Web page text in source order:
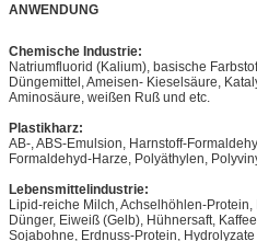
ANWENDUNG
Chemische Industrie:
Natriumfluorid (Kalium), basische
Düngemittel, Ameisen- Kieselsäure,
Aminosäure, weißen Ruß und etc.
Plastikharz:
AB-, ABS-Emulsion, Harnstoff-
Formaldehyd-Harze, Polyäthylen,
Lebensmittelindustrie:
Lipid-reiche Milch, Achselhöhlen-
Dünger, Eiweiß (Gelb), Hühnersaft,
Sojabohne, Erdnuss-Protein,